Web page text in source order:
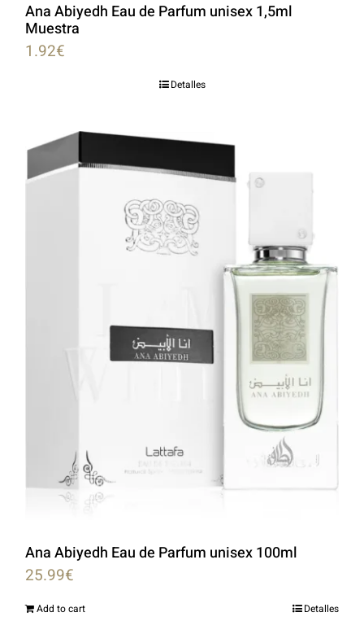
Ana Abiyedh Eau de Parfum unisex 1,5ml
Muestra
1.92€
Detalles
Ana Abiyedh Eau de Parfum unisex 100ml
25.99€
Add to cart Detalles